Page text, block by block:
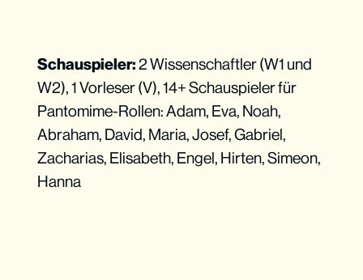
Schauspieler:2 Wissenschaftler (W1 und
W2), 1 Vorleser (V), 14+ Schauspieler für
Pantomime-Rollen: Adam, Eva, Noah,
Abraham, David, Maria, Josef, Gabriel,
Zacharias, Elisabeth, Engel, Hirten, Simeon,
Hanna